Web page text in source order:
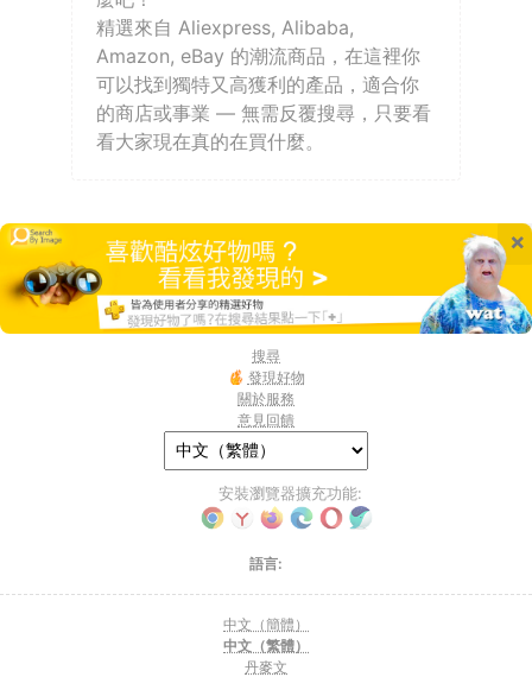
精選來自 Aliexpress, Alibaba,
Amazon, eBay 的潮流商品，在這裡你
可以找到獨特又高獲利的產品，適合你
的商店或事業 — 無需反覆搜尋，只要看
看大家現在真的在買什麼。
×
搜尋
發現好物
關於服務
意見回饋
安裝瀏覽器擴充功能:
語言:
中文（簡體）
中文（繁體）
丹麥文